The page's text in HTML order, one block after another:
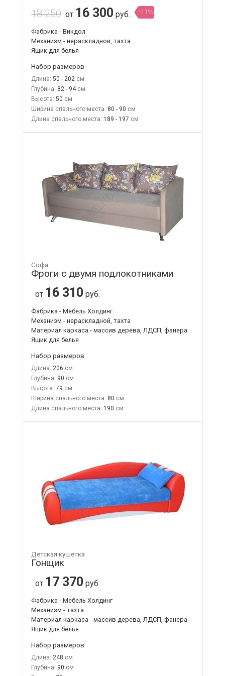
18 250 от 16 300 руб. -11%
Фабрика - Викдол
Механизм - нераскладной, тахта
Ящик для белья
Набор размеров
Длина: 50 - 202
Глубина: 82 - 94
Высота: 50
Ширина спального места: 80 - 90
Длина спального места: 189 - 197
Софа
Фроги с двумя подлокотниками
от 16 310 руб.
Фабрика - Мебель Холдинг
Механизм - нераскладной, тахта
Материал каркаса - массив дерева, ЛДСП, фанера
Ящик для белья
Набор размеров
Длина: 206
Глубина: 90
Высота: 79
Ширина спального места: 80
Длина спального места: 190
Детская кушетка
Гонщик
от 17 370 руб.
Фабрика - Мебель Холдинг
Механизм - тахта
Материал каркаса - массив дерева, ЛДСП, фанера
Ящик для белья
Набор размеров
Длина: 248
Глубина: 90